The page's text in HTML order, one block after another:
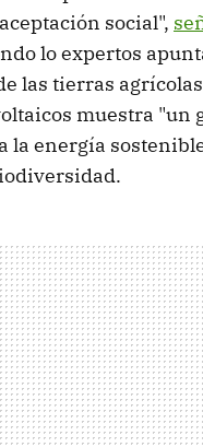
social",
lo expertos
las tierras
muestra "un
la energía